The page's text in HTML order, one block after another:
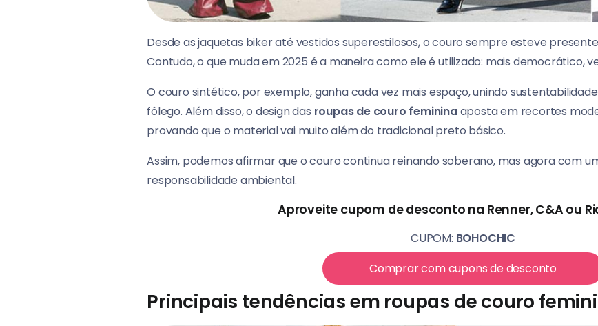
Desde as jaquetas biker até vestidos superestilosos, o couro sempre esteve
Contudo, o que muda em 2025 é a maneira como ele é utilizado: mais democrático,
O couro sintético, por exemplo, ganha cada vez mais espaço, unindo
fôlego. Além disso, o design das roupas de couro femininaaposta em recortes
provando que o material vai muito além do tradicional preto básico.
Assim, podemos afirmar que o couro continua reinando soberano, mas agora com
responsabilidade ambiental.
Aproveite cupom de desconto na Renner, C&A ou
CUPOM: BOHOCHIC
Comprar com cupons de desconto
Principais tendências em roupas de couro